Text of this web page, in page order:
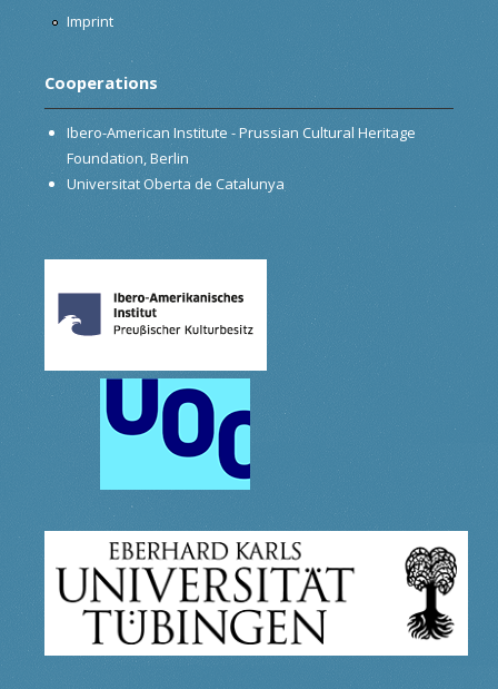
Imprint
Cooperations
Ibero-American Institute - Prussian Cultural Heritage
Foundation, Berlin
Universitat Oberta de Catalunya